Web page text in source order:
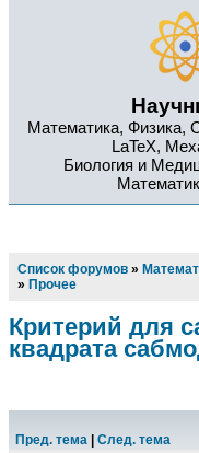
Математика, Физика,
LaTeX,
Биология и
Список форумов »
» Прочее
Критерий для
квадрата
Пред. тема
След. тема